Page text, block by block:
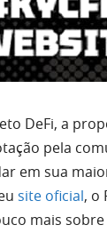
DeFi, a
pela
em sua
site oficial, o
mais